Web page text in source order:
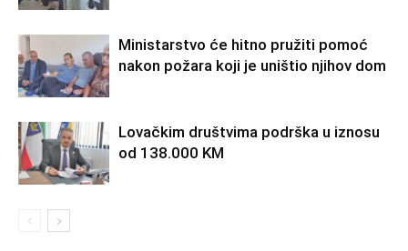
Ministarstvo će hitno pružiti pomoć
nakon požara koji je uništio njihov dom
Lovačkim društvima podrška u iznosu
od 138.000 KM